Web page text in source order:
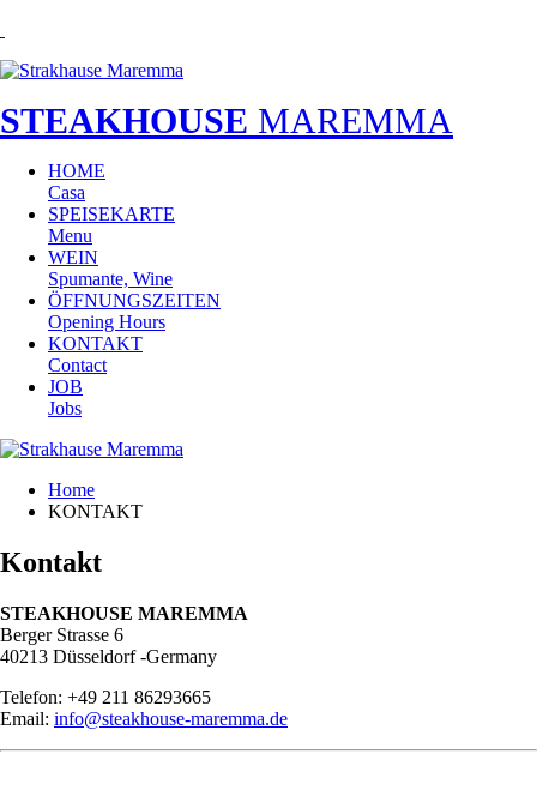
STEAKHOUSE MAREMMA
HOME
Casa
SPEISEKARTE
Menu
WEIN
Spumante, Wine
ÖFFNUNGSZEITEN
Opening Hours
KONTAKT
Contact
JOB
Jobs
Home
KONTAKT
Kontakt
STEAKHOUSE MAREMMA
Berger Strasse 6
40213 Düsseldorf -Germany
Telefon: +49 211 86293665
Email: info@steakhouse-maremma.de